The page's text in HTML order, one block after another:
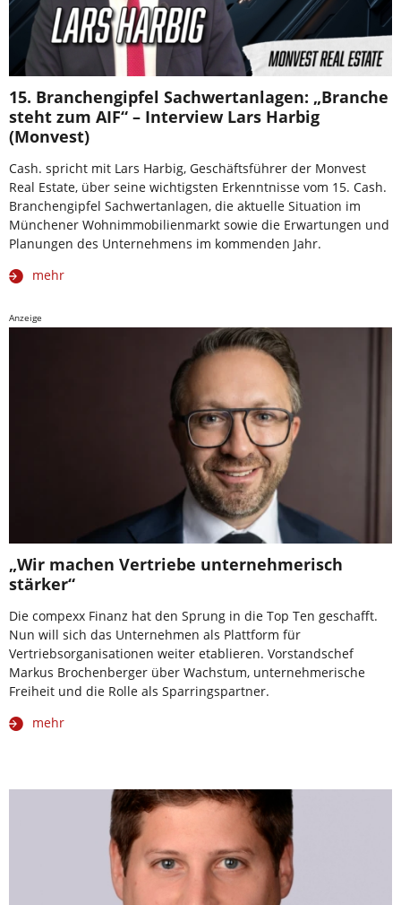
15. Branchengipfel Sachwertanlagen: „Branche
steht zum AIF“ – Interview Lars Harbig
(Monvest)
Cash. spricht mit Lars Harbig, Geschäftsführer der Monvest
Real Estate, über seine wichtigsten Erkenntnisse vom 15. Cash.
Branchengipfel Sachwertanlagen, die aktuelle Situation im
Münchener Wohnimmobilienmarkt sowie die Erwartungen und
Planungen des Unternehmens im kommenden Jahr.
mehr
Anzeige
„Wir machen Vertriebe unternehmerisch
stärker“
Die compexx Finanz hat den Sprung in die Top Ten geschafft.
Nun will sich das Unternehmen als Plattform für
Vertriebsorganisationen weiter etablieren. Vorstandschef
Markus Brochenberger über Wachstum, unternehmerische
Freiheit und die Rolle als Sparringspartner.
mehr